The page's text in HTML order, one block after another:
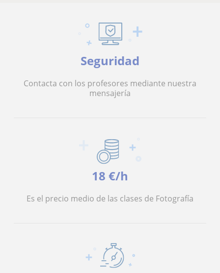
Seguridad
Contacta con los profesores mediante nuestra
mensajería
18 €/h
Es el precio medio de las clases de Fotografía